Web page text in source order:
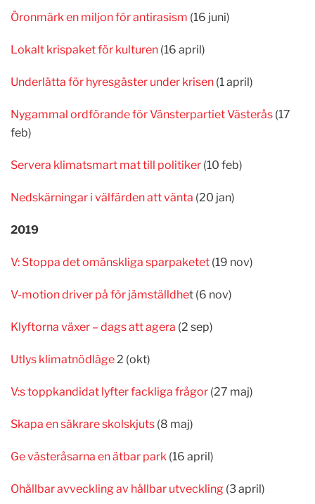
Öronmärk en miljon för antirasism (16 juni)
Lokalt krispaket för kulturen (16 april)
Underlätta för hyresgäster under krisen (1 april)
Nygammal ordförande för Vänsterpartiet Västerås (17
feb)
Servera klimatsmart mat till politiker (10 feb)
Nedskärningar i välfärden att vänta (20 jan)
2019
V: Stoppa det omänskliga sparpaketet (19 nov)
V-motion driver på för jämställdhet (6 nov)
Klyftorna växer – dags att agera (2 sep)
Utlys klimatnödläge2 (okt)
V:s toppkandidat lyfter fackliga frågor (27 maj)
Skapa en säkrare skolskjuts (8 maj)
Ge västeråsarna en ätbar park (16 april)
Ohållbar avveckling av hållbar utveckling (3 april)